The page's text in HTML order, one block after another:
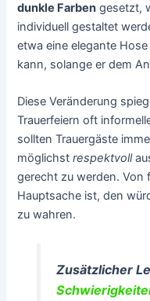
dunkle Farben gesetzt,
individuell gestaltet
etwa eine elegante
kann, solange er dem
Diese Veränderung
Trauerfeiern oft
sollten Trauergäste
möglichstrespektvoll
gerecht zu werden. Von
Hauptsache ist, den
zu wahren.
Zusätzlicher